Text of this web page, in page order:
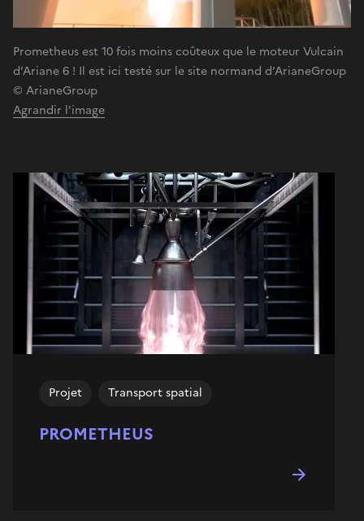
Prometheus est 10 fois moins coûteux que le moteur Vulcain
d’Ariane 6 ! Il est ici testé sur le site normand d’ArianeGroup
© ArianeGroup
Agrandir l'image
PROMETHEUS
Projet Transport spatial